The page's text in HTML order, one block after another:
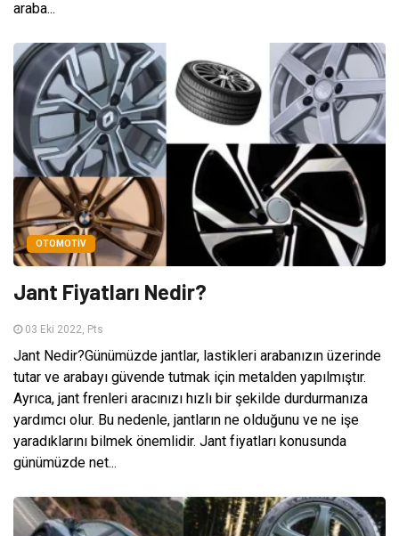
araba...
OTOMOTIV
Jant Fiyatları Nedir?
03 Eki 2022, Pts
Jant Nedir?Günümüzde jantlar, lastikleri arabanızın üzerinde
tutar ve arabayı güvende tutmak için metalden yapılmıştır.
Ayrıca, jant frenleri aracınızı hızlı bir şekilde durdurmanıza
yardımcı olur. Bu nedenle, jantların ne olduğunu ve ne işe
yaradıklarını bilmek önemlidir. Jant fiyatları konusunda
günümüzde net...